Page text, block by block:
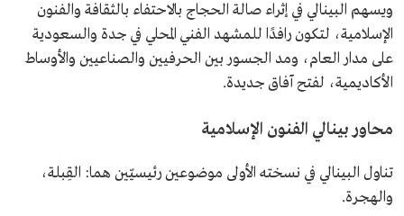
ويسهم البينالي في إثراء صالة الحجاج بالاحتفاء بالثقافة والفنون
الإسلامية، لتكون رافدًا للمشهد الفني المحلي في جدة والسعودية
على مدار العام، ومد الجسور بين الحرفيين والصناعيين والأوساط
الأكاديمية، لفتح آفاق جديدة.
محاور بينالي الفنون الإسلامية
تناول البينالي في نسخته الأولى موضوعين رئيسيّين هما: القِبلة،
والهجرة.